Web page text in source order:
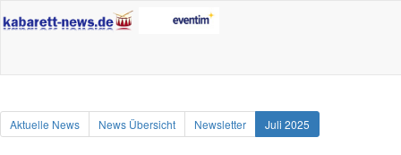
Aktuelle News News Übersicht Newsletter Juli 2025